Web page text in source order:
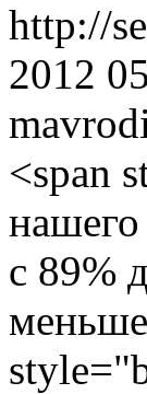
http://
2012
<span
нашего
с 89%